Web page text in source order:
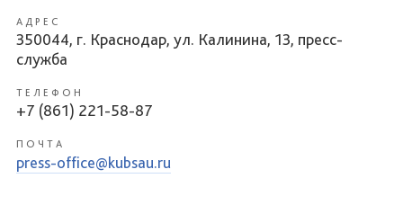
АДРЕС
350044, г. Краснодар, ул. Калинина, 13, пресс-
служба
ТЕЛЕФОН
+7 (861) 221-58-87
ПОЧТА
press-office@kubsau.ru